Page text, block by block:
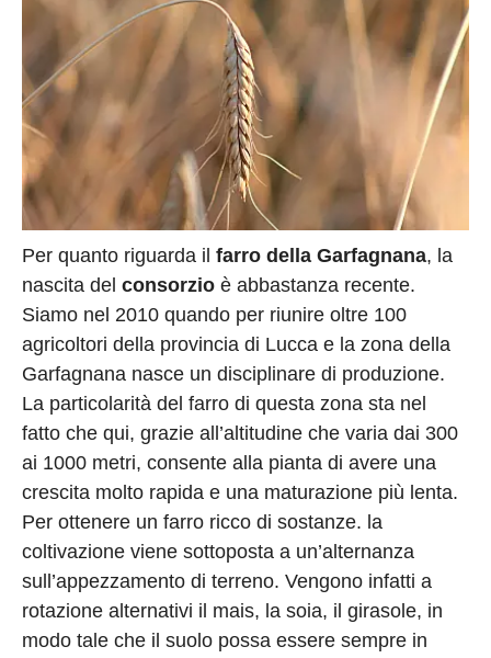
Per quanto riguarda il farro della Garfagnana, la
nascita del consorzio è abbastanza recente.
Siamo nel 2010 quando per riunire oltre 100
agricoltori della provincia di Lucca e la zona della
Garfagnana nasce un disciplinare di produzione.
La particolarità del farro di questa zona sta nel
fatto che qui, grazie all’altitudine che varia dai 300
ai 1000 metri, consente alla pianta di avere una
crescita molto rapida e una maturazione più lenta.
Per ottenere un farro ricco di sostanze. la
coltivazione viene sottoposta a un’alternanza
sull’appezzamento di terreno. Vengono infatti a
rotazione alternativi il mais, la soia, il girasole, in
modo tale che il suolo possa essere sempre in